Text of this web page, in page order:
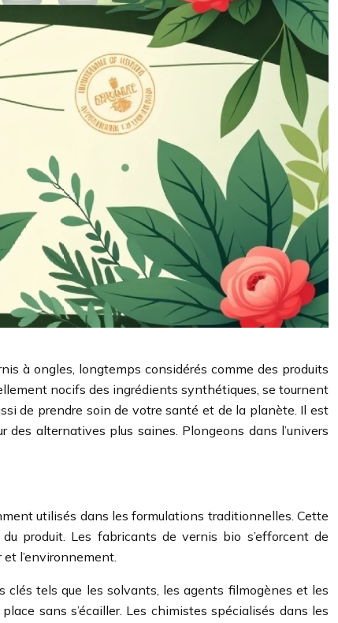
à ongles, longtemps considérés comme des produits
nocifs des ingrédients synthétiques, se tournent
de prendre soin de votre santé et de la planète. Il est
des alternatives plus saines. Plongeons dans l’univers
utilisés dans les formulations traditionnelles. Cette
produit. Les fabricants de vernis bio s’efforcent de
l’environnement.
clés tels que les solvants, les agents filmogènes et les
sans s’écailler. Les chimistes spécialisés dans les